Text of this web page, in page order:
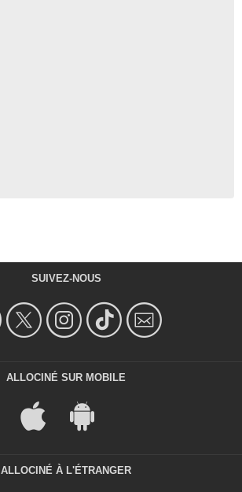
SUIVEZ-NOUS
ALLOCINÉ SUR MOBILE
ALLOCINÉ À L'ÉTRANGER